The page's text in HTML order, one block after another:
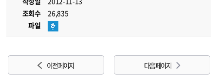
조회수
26,835
파일
이전 페이지 다음 페이지